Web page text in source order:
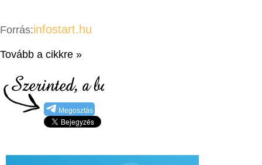
Forrás:infostart.hu
Tovább a cikkre »
Megosztás